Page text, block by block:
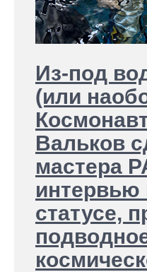
Из-под
(или
Вальков
мастера
интервью
статусе,